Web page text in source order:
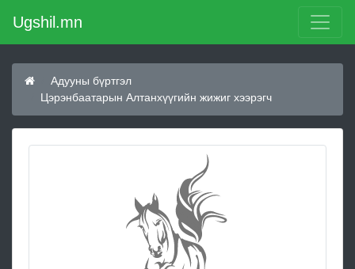
Ugshil.mn
Адууны бүртгэл
Цэрэнбаатарын Алтанхүүгийн жижиг хээрэгч